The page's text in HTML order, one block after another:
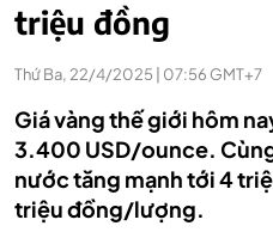
triệu đồng
Thứ Ba, 22/4/2025 | 07:56 GMT+7
Giá vàng thế giới hôm
3.400 USD/ounce.
nước tăng mạnh tới 4
triệu đồng/lượng.